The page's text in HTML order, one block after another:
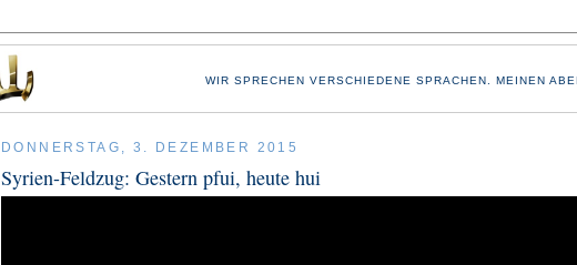
WIR SPRECHEN VERSCHIEDENE SPRACHEN. MEINEN
DONNERSTAG, 3. DEZEMBER 2015
Syrien-Feldzug: Gestern pfui, heute hui